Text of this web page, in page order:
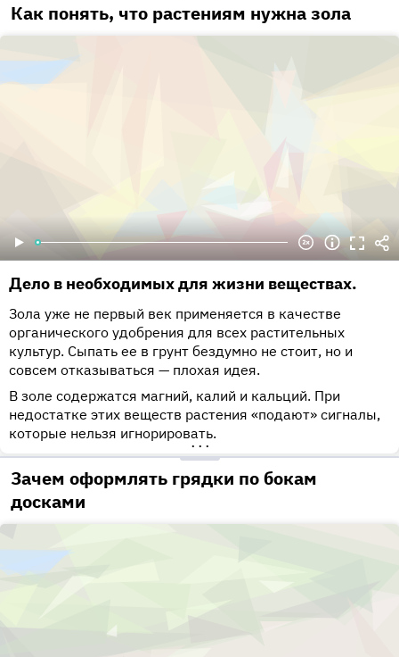
Как понять, что растениям нужна зола
Дело в необходимых для жизни веществах.
Зола уже не первый век применяется в качестве
органического удобрения для всех растительных
культур. Сыпать ее в грунт бездумно не стоит, но и
совсем отказываться — плохая идея.
В золе содержатся магний, калий и кальций. При
недостатке этих веществ растения «подают» сигналы,
которые нельзя игнорировать.
•••
Зачем оформлять грядки по бокам
досками